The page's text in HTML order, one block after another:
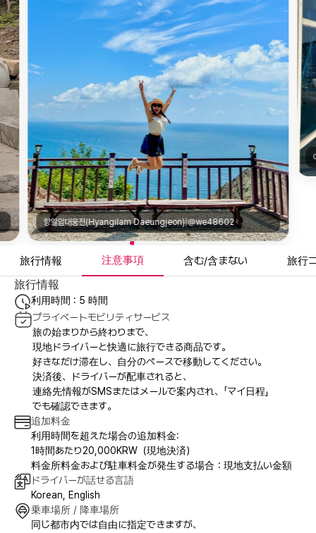
여수세계박람회 스카이타워(Sky Tower & Cafe Sky)|@h.mi__mi
旅行情報 注意事項 含む/含まない 旅行
旅行情報
利用時間 : 5 時間
プライベートモビリティサービス
旅の始まりから終わりまで、
現地ドライバーと快適に旅行できる商品です。
好きなだけ滞在し、自分のペースで移動してください。
決済後、ドライバーが配車されると、
連絡先情報がSMSまたはメールで案内され、「マイ日程」
でも確認できます。
追加料金
利用時間を超えた場合の追加料金:
1時間あたり20,000KRW（現地決済）
料金所料金および駐車料金が発生する場合：現地支払い金額
ドライバーが話せる言語
Korean, English
乗車場所 / 降車場所
同じ都市内では自由に指定できますが、